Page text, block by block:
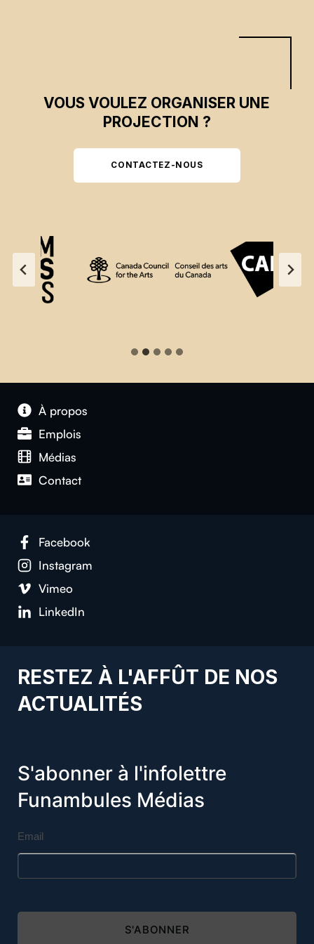
VOUS VOULEZ ORGANISER UNE
PROJECTION ?
CONTACTEZ-NOUS
À propos
Emplois
Médias
Contact
Facebook
Instagram
Vimeo
LinkedIn
RESTEZ À L'AFFÛT DE NOS
ACTUALITÉS
S'abonner à l'infolettre
Funambules Médias
Email
S'ABONNER